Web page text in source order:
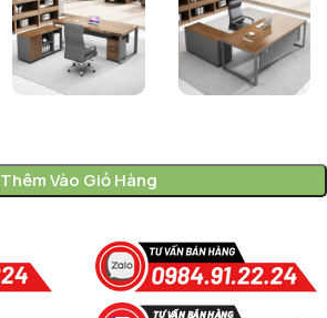
Thêm Vào Giỏ Hàng